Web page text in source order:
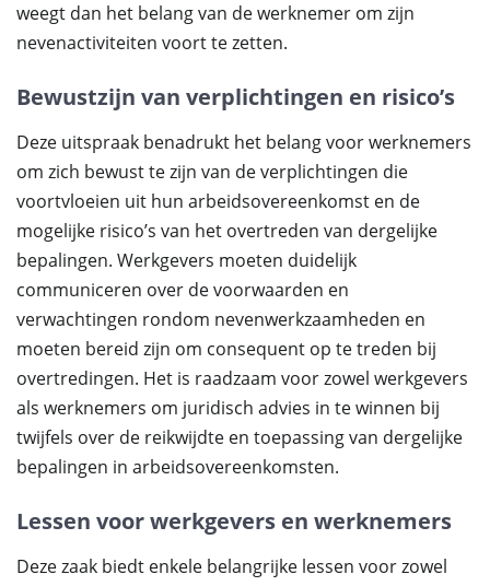
weegt dan het belang van de werknemer om zijn
nevenactiviteiten voort te zetten.
Bewustzijn van verplichtingen en risico’s
Deze uitspraak benadrukt het belang voor werknemers
om zich bewust te zijn van de verplichtingen die
voortvloeien uit hun arbeidsovereenkomst en de
mogelijke risico’s van het overtreden van dergelijke
bepalingen. Werkgevers moeten duidelijk
communiceren over de voorwaarden en
verwachtingen rondom nevenwerkzaamheden en
moeten bereid zijn om consequent op te treden bij
overtredingen. Het is raadzaam voor zowel werkgevers
als werknemers om juridisch advies in te winnen bij
twijfels over de reikwijdte en toepassing van dergelijke
bepalingen in arbeidsovereenkomsten.
Lessen voor werkgevers en werknemers
Deze zaak biedt enkele belangrijke lessen voor zowel